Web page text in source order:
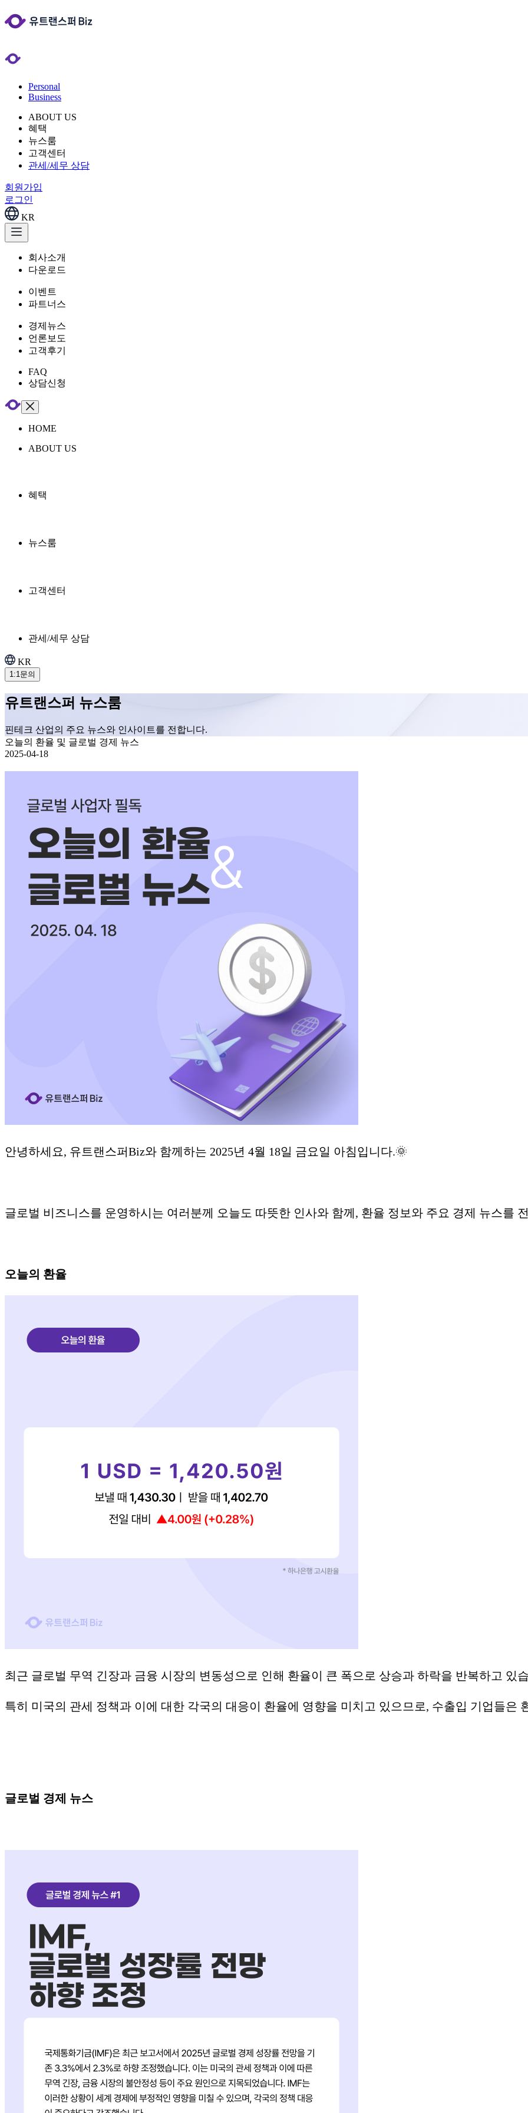
Personal
Business
ABOUT US
혜택
뉴스룸
고객센터
관세/세무 상담
회원가입
로그인
KR
회사소개
다운로드
이벤트
파트너스
경제뉴스
언론보도
고객후기
FAQ
상담신청
HOME
ABOUT US
혜택
뉴스룸
고객센터
관세/세무 상담
KR
1:1문의
유트랜스퍼 뉴스룸
핀테크 산업의 주요 뉴스와 인사이트를 전합니다.
오늘의 환율 및 글로벌 경제 뉴스
2025-04-18
​안녕하세요, 유트랜스퍼Biz와 함께하는 2025년 4월 18일 금요일 아침입니다.🌞
글로벌 비즈니스를 운영하시는 여러분께 오늘도 따뜻한 인사와 함께, 환율 정보와 주요 경제 뉴스를
오늘의 환율
최근 글로벌 무역 긴장과 금융 시장의 변동성으로 인해 환율이 큰 폭으로 상승과 하락을 반복하고 있
특히 미국의 관세 정책과 이에 대한 각국의 대응이 환율에 영향을 미치고 있으므로, 수출입 기업들은
글로벌 경제 뉴스